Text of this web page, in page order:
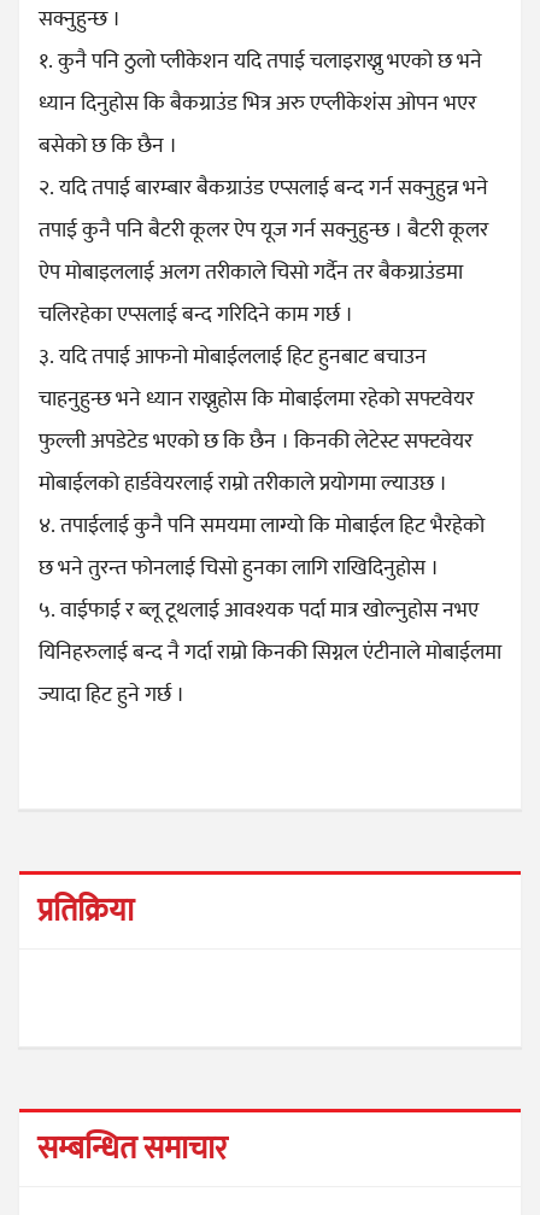
सक्नुहुन्छ ।
१. कुनै पनि ठुलो प्लीकेशन यदि तपाई चलाइराख्नु भएको छ भने
ध्यान दिनुहोस कि बैकग्राउंड भित्र अरु एप्लीकेशंस ओपन भएर
बसेको छ कि छैन ।
२. यदि तपाई बारम्बार बैकग्राउंड एप्सलाई बन्द गर्न सक्नुहुन्न भने
तपाई कुनै पनि बैटरी कूलर ऐप यूज गर्न सक्नुहुन्छ । बैटरी कूलर
ऐप मोबाइललाई अलग तरीकाले चिसो गर्दैन तर बैकग्राउंडमा
चलिरहेका एप्सलाई बन्द गरिदिने काम गर्छ ।
३. यदि तपाई आफनो मोबाईललाई हिट हुनबाट बचाउन
चाहनुहुन्छ भने ध्यान राख्नुहोस कि मोबाईलमा रहेको सफ्टवेयर
फुल्ली अपडेटेड भएको छ कि छैन । किनकी लेटेस्ट सफ्टवेयर
मोबाईलको हार्डवेयरलाई राम्रो तरीकाले प्रयोगमा ल्याउछ ।
४. तपाईलाई कुनै पनि समयमा लाग्यो कि मोबाईल हिट भैरहेको
छ भने तुरन्त फोनलाई चिसो हुनका लागि राखिदिनुहोस ।
५. वाईफाई र ब्लू टूथलाई आवश्यक पर्दा मात्र खोल्नुहोस नभए
यिनिहरुलाई बन्द नै गर्दा राम्रो किनकी सिग्नल एंटीनाले मोबाईलमा
ज्यादा हिट हुने गर्छ ।
प्रतिक्रिया
सम्बन्धित समाचार